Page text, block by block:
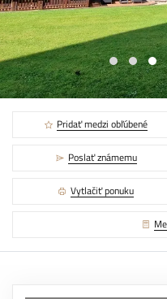
Pridať medzi obľúbené
Poslať známemu
Vytlačiť ponuku